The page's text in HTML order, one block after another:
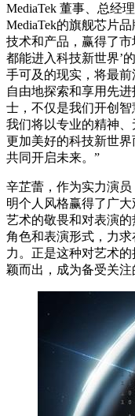
MediaTek 董事、总经
MediaTek的旗舰芯片
技术和产品，赢得了市
都能进入科技新世界’
手可及的现实，将最
自由地探索和享用先
士，不仅是我们开创智
我们将以专业的精神
更加美好的科技新世界
共同开启未来。”
辛芷蕾，作为实力演
明个人风格赢得了广
艺术的敬畏和对表演
角色和表演形式，力
力。正是这种对艺术
颖而出，成为备受关注